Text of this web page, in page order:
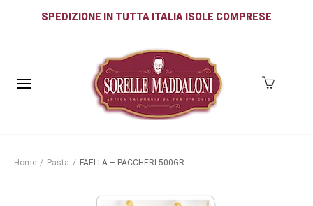
SPEDIZIONE IN TUTTA ITALIA ISOLE COMPRESE
Home / Pasta / FAELLA – PACCHERI-500GR.